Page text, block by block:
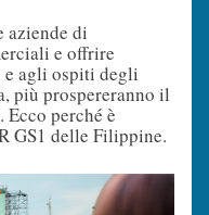
aziende di
e offrire
agli ospiti degli
più prospereranno il
perché è
GS1 delle Filippine.